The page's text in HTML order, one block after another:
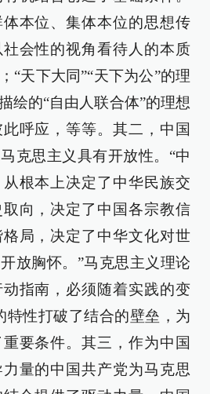
本位、集体本位的思想传
会性的视角看待人的本质
“天下大同”“天下为公”的理
绘的“自由人联合体”的理想
呼应，等等。其二，中国
克思主义具有开放性。“中
根本上决定了中华民族交
向，决定了中国各宗教信
局，决定了中华文化对世
放胸怀。”马克思主义理论
指南，必须随着实践的变
特性打破了结合的壁垒，为
要条件。其三，作为中国
量的中国共产党为马克思